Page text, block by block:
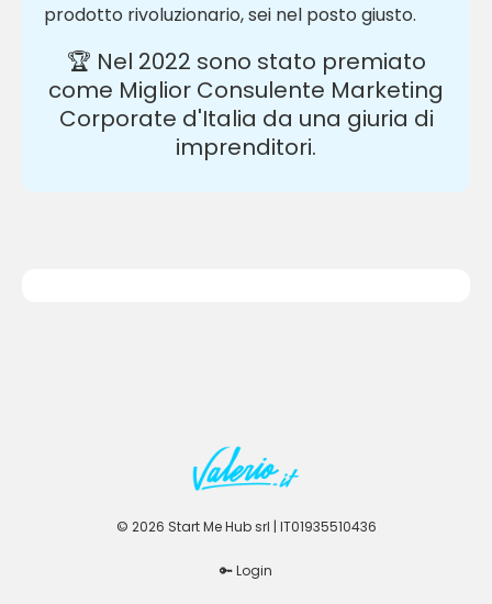
prodotto rivoluzionario, sei nel posto giusto.
🏆 Nel 2022 sono stato premiato
come Miglior Consulente Marketing
Corporate d'Italia da una giuria di
imprenditori.
© 2026 Start Me Hub srl | IT01935510436
🔑 Login